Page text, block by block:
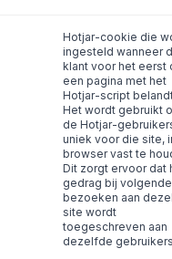
Hotjar-cookie die
ingesteld wanneer
klant voor het eerst
een pagina met het
Hotjar-script
Het wordt gebruikt
de Hotjar-
uniek voor die site,
browser vast te
Dit zorgt ervoor dat
gedrag bij volgende
bezoeken aan
site wordt
toegeschreven aan
dezelfde